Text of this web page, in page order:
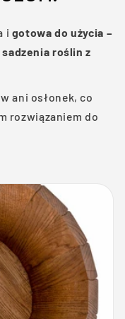
i gotowa do użycia –
roślin z
ani osłonek, co
rozwiązaniem do